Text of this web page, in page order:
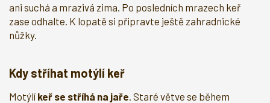
ani suchá a mrazivá zima. Po posledních mrazech keř
zase odhalte. K lopatě si připravte ještě zahradnické
nůžky.
Kdy stříhat motýlí keř
Motýlí keř se stříhá na jaře . Staré větve se během